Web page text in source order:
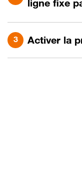
ligne fixe
Activer la